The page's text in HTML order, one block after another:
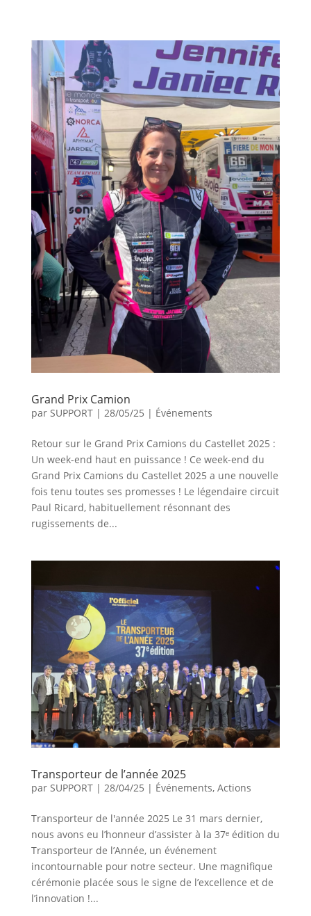
Grand Prix Camion
par SUPPORT| 28/05/25 | Événements
Retour sur le Grand Prix Camions du Castellet 2025 :
Un week-end haut en puissance ! Ce week-end du
Grand Prix Camions du Castellet 2025 a une nouvelle
fois tenu toutes ses promesses ! Le légendaire circuit
Paul Ricard, habituellement résonnant des
rugissements de...
Transporteur de l’année 2025
par SUPPORT| 28/04/25 | Événements, Actions
Transporteur de l'année 2025 Le 31 mars dernier,
nous avons eu l’honneur d’assister à la 37ᵉ édition du
Transporteur de l’Année, un événement
incontournable pour notre secteur. Une magnifique
cérémonie placée sous le signe de l’excellence et de
l’innovation !...